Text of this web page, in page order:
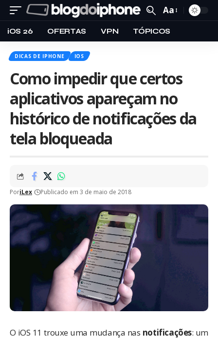
Aa
iOS 26 OFERTAS VPN TÓPICOS
DICAS DE IPHONE IOS
Como impedir que certos
aplicativos apareçam no
histórico de notificações da
tela bloqueada
PoriLex Publicado em 3 de maio de 2018
O iOS 11 trouxe uma mudança nas notificações: um